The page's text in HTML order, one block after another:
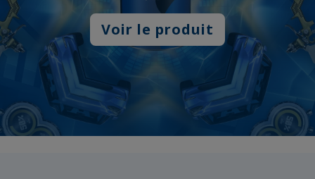
Voir le produit